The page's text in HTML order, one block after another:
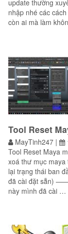
update thường
nhập nhé các
còn ai mà làm
Tool Reset
MayTinh247 |
Tool Reset Maya
xoá thư mục
lại trạng thái ban
đã cài đặt
này mình đã cài …